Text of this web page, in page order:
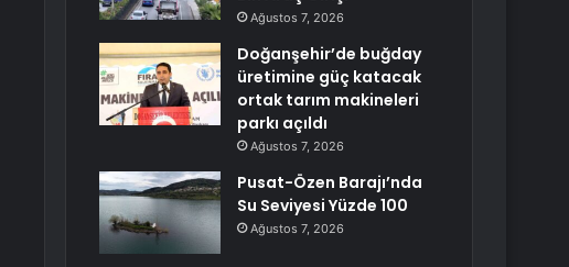
Ağustos 7, 2026
Doğanşehir’de buğday
üretimine güç katacak
ortak tarım makineleri
parkı açıldı
Ağustos 7, 2026
Pusat-Özen Barajı’nda
Su Seviyesi Yüzde 100
Ağustos 7, 2026